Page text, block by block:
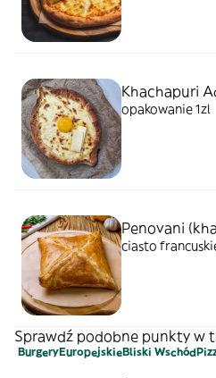
Khachapuri
opakowanie 1zl
Penovani
ciasto
Sprawdź podobne punkty w
BurgeryEuropejskieBliski Wschód